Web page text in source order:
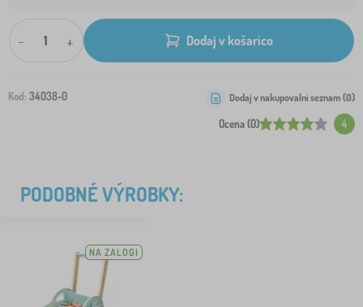
- + Dodaj v košarico
Kod: 34038-0
Ocena (0) 4
Dodaj v nakupovalni seznam (0)
PODOBNÉ VÝROBKY:
NA ZALOGI